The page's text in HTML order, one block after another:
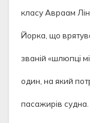
класу Авраам
Йорка, що
званій «шлюпці
один, на який
пасажирів судна.